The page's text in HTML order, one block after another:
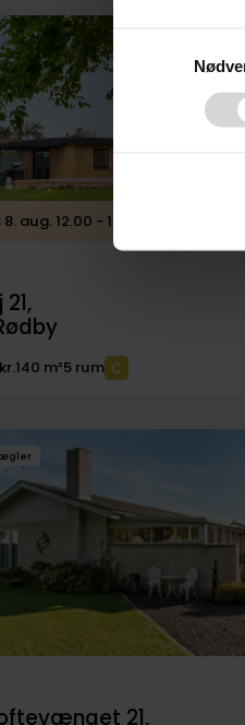
Ved at
tilbagekalde
Consent
Selection
aug. 12.00 - 13.00
140 m²5 rum
21,